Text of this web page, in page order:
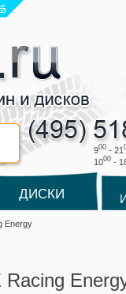
900 - 21
1000 -
ДИСКИ
Energy
Racing